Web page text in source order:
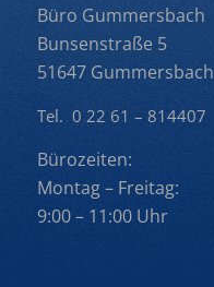
Büro Gummersbach
Bunsenstraße 5
51647 Gummersbach
Tel. 0 22 61 – 814407
Bürozeiten:
Montag – Freitag:
9:00 – 11:00 Uhr